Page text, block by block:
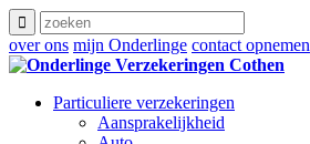
over ons mijn Onderlinge contact opnemen
Particuliere verzekeringen
Aansprakelijkheid